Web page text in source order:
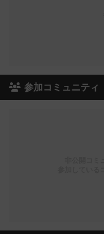
参加コミュニティ